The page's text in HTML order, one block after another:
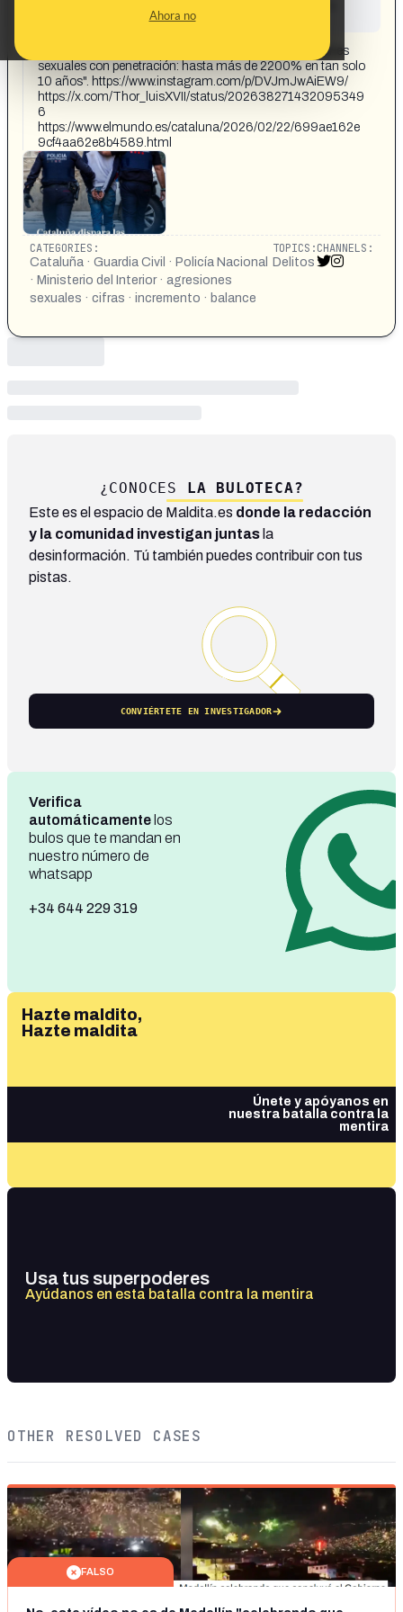
Ahora no
[Transcripción imagen] "Cataluña dispara las agresiones
sexuales con penetración: hasta más de 2200% en tan solo
10 años". https://www.instagram.com/p/DVJmJwAiEW9/
https://x.com/Thor_luisXVII/status/202638271432095349
6
https://www.elmundo.es/cataluna/2026/02/22/699ae162e
9cf4aa62e8b4589.html
CATEGORIES:
Cataluña · Guardia Civil · Policía Nacional
· Ministerio del Interior · agresiones
sexuales · cifras · incremento · balance
TOPICS:
Delitos
CHANNELS:
¿CONOCES LA BULOTECA?
Este es el espacio de Maldita.es donde la redacción
y la comunidad investigan juntas la
desinformación. Tú también puedes contribuir con tus
pistas.
CONVIÉRTETE EN INVESTIGADOR
Verifica
automáticamente los
bulos que te mandan en
nuestro número de
whatsapp
+34 644 229 319
Hazte maldito,
Hazte maldita
Únete y apóyanos en
nuestra batalla contra la
mentira
Usa tus superpoderes
Ayúdanos en esta batalla contra la mentira
OTHER RESOLVED CASES
FALSO